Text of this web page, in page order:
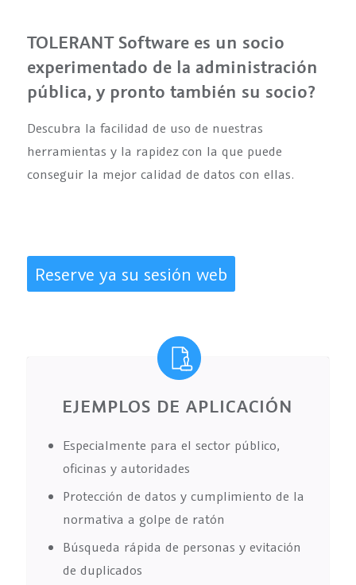
TOLERANT Software es un socio
experimentado de la administración
pública, y pronto también su socio?
Descubra la facilidad de uso de nuestras
herramientas y la rapidez con la que puede
conseguir la mejor calidad de datos con ellas.
Reserve ya su sesión web
EJEMPLOS DE APLICACIÓN
Especialmente para el sector público,
oficinas y autoridades
Protección de datos y cumplimiento de la
normativa a golpe de ratón
Búsqueda rápida de personas y evitación
de duplicados